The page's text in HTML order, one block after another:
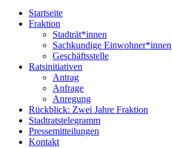
Startseite
Fraktion
Stadträt*innen
Sachkundige Einwohner*innen
Geschäftsstelle
Ratsinitiativen
Antrag
Anfrage
Anregung
Rückblick: Zwei Jahre Fraktion
Stadtratstelegramm
Pressemitteilungen
Kontakt